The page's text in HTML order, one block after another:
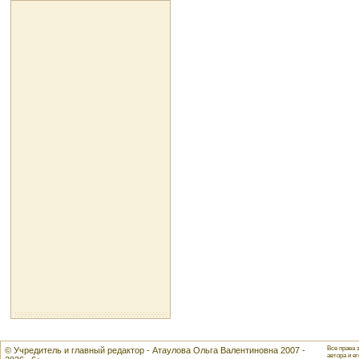
© Учредитель и главный редактор - Атаулова Ольга Валентиновна 2007 -
Все права
автора и